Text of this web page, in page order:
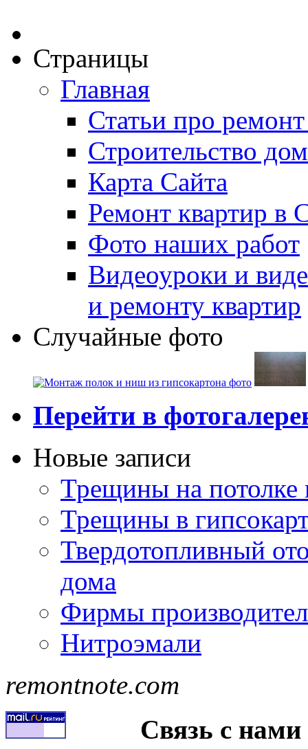
Страницы
Главная
Статьи про
Строительство
Карта Сайта
Ремонт квартир в
Фото наших работ
Видеоуроки и
и ремонту квартир
Случайные фото
Перейти в
Новые записи
Трещины на потолке
Трещины в
Твердотопливный
дома
Фирмы
Нитроэмали
remontnote.com
Связь с